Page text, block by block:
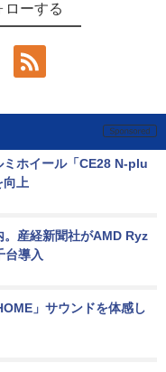
ローする
ミホイール「CE28 N-plu
向上
産経新聞社がAMD Ryz
導入
」サウンドを体感し